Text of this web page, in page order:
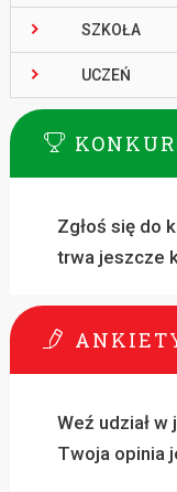
SZKOŁA
UCZEŃ
Zgłoś się do
trwa jeszcze
Weź udział
Twoja opinia